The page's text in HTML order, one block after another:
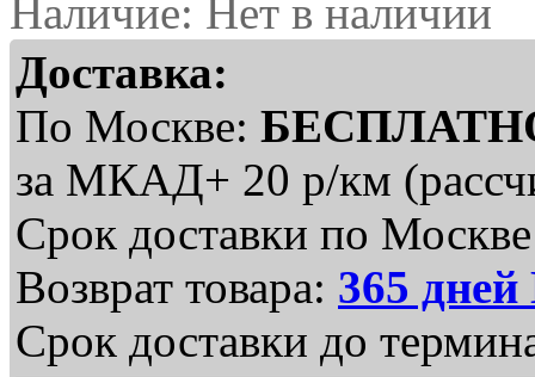
Наличие: Нет в наличии
Доставка:
По Москве:
за МКАД+ 20 р/км
Срок доставки по
Возврат товара: 365
Срок доставки до